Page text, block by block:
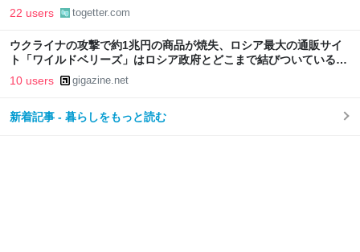
めに作ること』と『作らなければならないこと』は別」
22 users togetter.com
ウクライナの攻撃で約1兆円の商品が焼失、ロシア最大の通販サイ
ト「ワイルドベリーズ」はロシア政府とどこまで結びついているの
か？
10 users gigazine.net
新着記事 - 暮らしをもっと読む